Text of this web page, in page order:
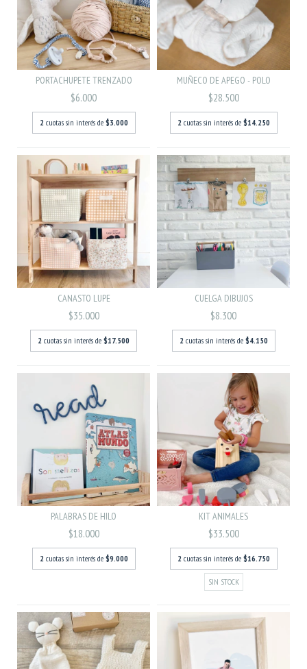
PORTACHUPETE TRENZADO
$6.000
2 cuotas sin interés de $3.000
MUÑECO DE APEGO - POLO
$28.500
2 cuotas sin interés de $14.250
CANASTO LUPE
$35.000
2 cuotas sin interés de $17.500
CUELGA DIBUJOS
$8.300
2 cuotas sin interés de $4.150
PALABRAS DE HILO
$18.000
2 cuotas sin interés de $9.000
KIT ANIMALES
$33.500
2 cuotas sin interés de $16.750
SIN STOCK